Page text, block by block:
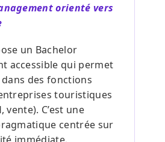
orienté vers
un Bachelor
accessible qui permet
dans des fonctions
touristiques
vente). C’est une
centrée sur